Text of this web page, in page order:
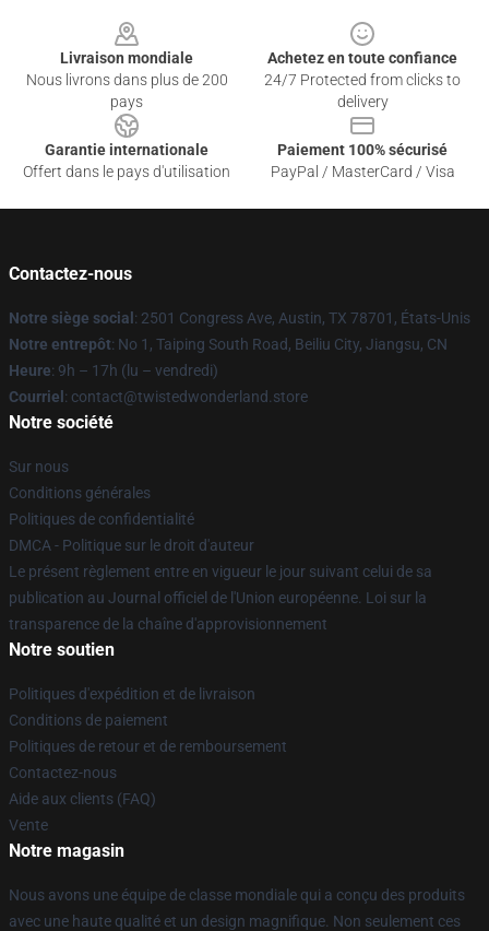
Livraison mondiale
Nous livrons dans plus de 200
pays
Achetez en toute confiance
24/7 Protected from clicks to
delivery
Garantie internationale
Offert dans le pays d'utilisation
Paiement 100% sécurisé
PayPal / MasterCard / Visa
Contactez-nous
Notre siège social : 2501 Congress Ave, Austin, TX 78701, États-Unis
Notre entrepôt: No 1, Taiping South Road, Beiliu City, Jiangsu, CN
Heure: 9h – 17h (lu – vendredi)
Courriel : contact@twistedwonderland.store
Notre société
Sur nous
Conditions générales
Politiques de confidentialité
DMCA - Politique sur le droit d'auteur
Le présent règlement entre en vigueur le jour suivant celui de sa
publication au Journal officiel de l'Union européenne. Loi sur la
transparence de la chaîne d'approvisionnement
Notre soutien
Politiques d'expédition et de livraison
Conditions de paiement
Politiques de retour et de remboursement
Contactez-nous
Aide aux clients (FAQ)
Vente
Notre magasin
Nous avons une équipe de classe mondiale qui a conçu des produits
avec une haute qualité et un design magnifique. Non seulement ces